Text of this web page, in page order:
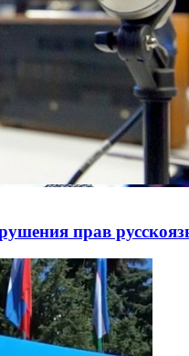
прав